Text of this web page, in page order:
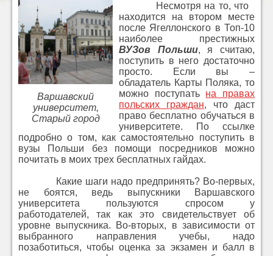
Варшавский
университет,
Старый город
Несмотря на то, что
находится на втором месте
после Ягеллонского в Топ-10
наиболее престижных
ВУЗов Польши, я считаю,
поступить в него достаточно
просто. Если вы –
обладатель Карты Поляка, то
можно поступать на правах
польских граждан, что даст
право бесплатно обучаться в
университете. По ссылке
подробно о том, как самостоятельно поступить в
вузы Польши без помощи посредников можно
почитать в моих трех бесплатных гайдах.
Какие шаги надо предпринять? Во-первых,
не боятся, ведь выпускники Варшавского
университета пользуются спросом у
работодателей, так как это свидетельствует об
уровне выпускника. Во-вторых, в зависимости от
выбранного направления учебы, надо
позаботиться, чтобы оценка за экзамен и балл в